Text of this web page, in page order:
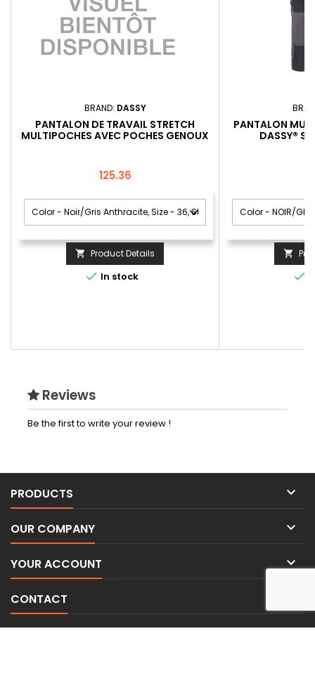
BRAND: DASSY
PANTALON DE TRAVAIL STRETCH
MULTIPOCHES AVEC POCHES GENOUX
Price
125.36
 Product Details
 In stock
PANTALON
DASSY®


Reviews
Be the first to write your review !
PRODUCTS 
OUR COMPANY 
YOUR ACCOUNT 
CONTACT